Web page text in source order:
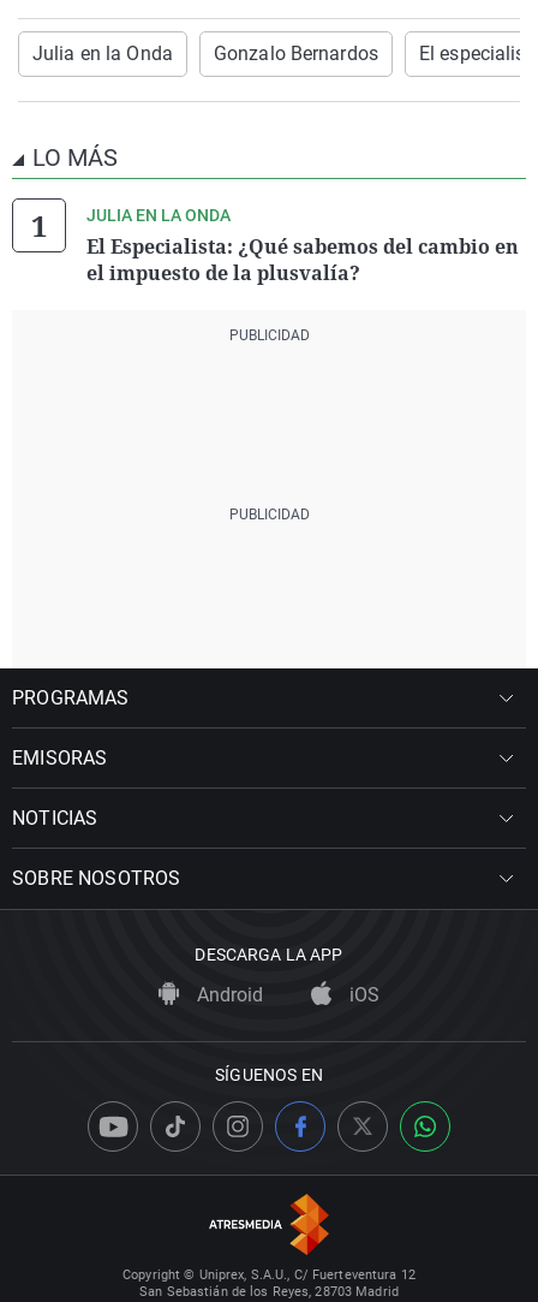
Julia en la Onda Gonzalo Bernardos El
LO MÁS
JULIA EN LA ONDA
El Especialista: ¿Qué sabemos del cambio en
el impuesto de la plusvalía?
PROGRAMAS
EMISORAS
NOTICIAS
SOBRE NOSOTROS
DESCARGA LA APP
Android iOS
SÍGUENOS EN
Copyright © Uniprex, S.A.U., C/ Fuerteventura 12
San Sebastián de los Reyes, 28703 Madrid